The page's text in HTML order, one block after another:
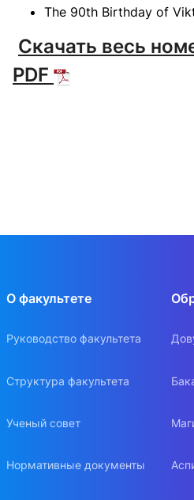
The 90th Birthday of
Скачать весь
PDF
О факультете
Руководство факультета
Структура факультета
Ученый совет
Нормативные документы